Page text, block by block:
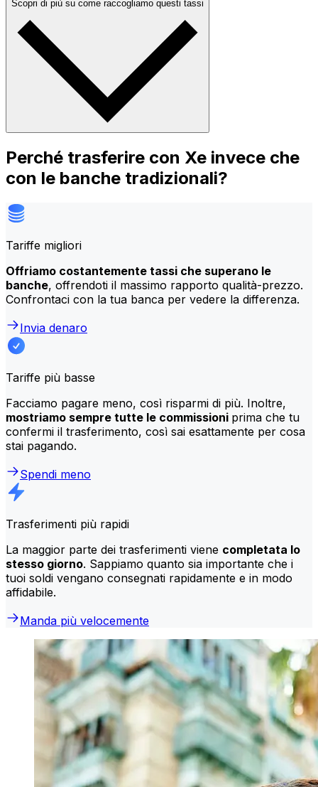
Scopri di più su come raccogliamo questi tassi
Perché trasferire con Xe invece che
con le banche tradizionali?
Tariffe migliori
Offriamo costantemente tassi che superano le
banche, offrendoti il massimo rapporto qualità-prezzo.
Confrontaci con la tua banca per vedere la differenza.
Invia denaro
Tariffe più basse
Facciamo pagare meno, così risparmi di più. Inoltre,
mostriamo sempre tutte le commissioni prima che tu
confermi il trasferimento, così sai esattamente per cosa
stai pagando.
Spendi meno
Trasferimenti più rapidi
La maggior parte dei trasferimenti viene completata lo
stesso giorno. Sappiamo quanto sia importante che i
tuoi soldi vengano consegnati rapidamente e in modo
affidabile.
Manda più velocemente